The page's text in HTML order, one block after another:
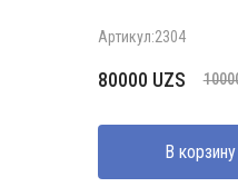
Артикул:2304
Первоначальная
составляла
100000 UZS.
80000 UZS
Текущая
80000 UZS.
В корзину